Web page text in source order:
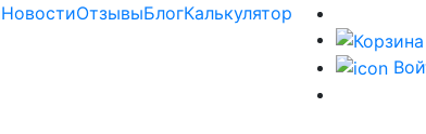
НовостиОтзывыБлогКалькулятор